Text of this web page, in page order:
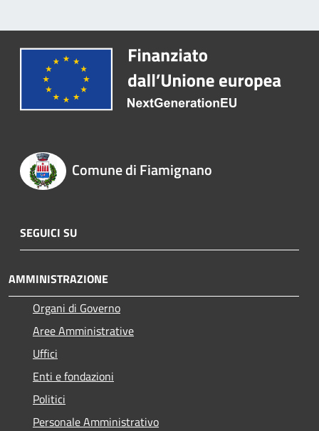
Comune di Fiamignano
SEGUICI SU
AMMINISTRAZIONE
Organi di Governo
Aree Amministrative
Uffici
Enti e fondazioni
Politici
Personale Amministrativo